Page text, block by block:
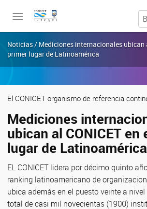
Toggle
Noticias / Mediciones internacionales ubican
primer lugar de Latinoamérica
El CONICET organismo de referencia
Mediciones
ubican al CONICET en
lugar de Latinoamérica
EL CONICET lidera por décimo quinto
ranking latinoamericano de
ubica además en el puesto veinte a
total de casi mil novecientas (1900)